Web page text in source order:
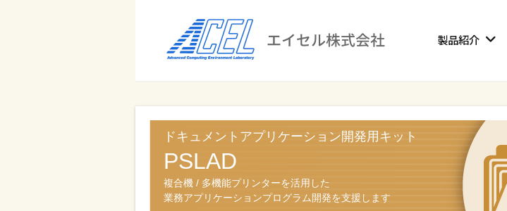
株式会社
ネ
ス
の
効
率
製品紹介
ドキュメントアプリケーション開発用キット
PSLAD
複合機 / 多機能プリンターを活用した
業務アプリケーションプログラム開発を支援します